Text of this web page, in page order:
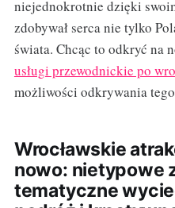
niejednokrotnie dzięki
zdobywał serca nie tylko
świata. Chcąc to odkryć na
usługi przewodnickie po
możliwości odkrywania
Wrocławskie
nowo: nietypowe
tematyczne